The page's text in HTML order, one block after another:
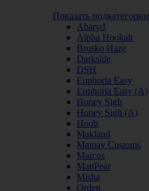
Показать подкатегории
Abaryd
Alpha Hookah
Brusko Haze
Darkside
DSH
Euphoria Easy
Euphoria Easy (А)
Honey Sigh
Honey Sigh (А)
Hoob
Maklaud
Mamay Customs
Marcos
MattPear
Misha
Orden